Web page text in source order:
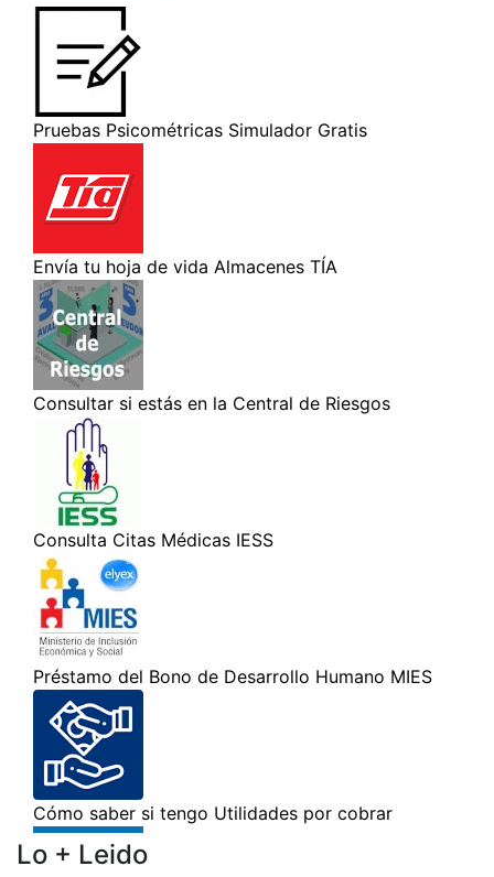
Lo + Leido